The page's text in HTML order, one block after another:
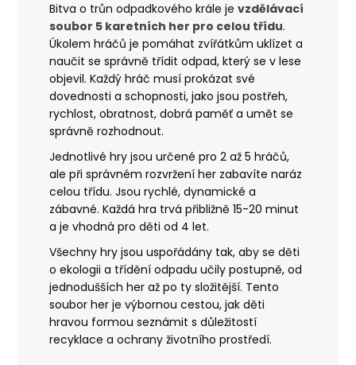
Bitva o trůn odpadkového krále jevzdělávací
soubor 5 karetních her pro celou třídu.
Úkolem hráčů je pomáhat zvířátkům uklízet a
naučit se správně třídit odpad, který se v lese
objevil.Každý hráč musí prokázat své
dovednosti a schopnosti, jako jsou postřeh,
rychlost, obratnost, dobrá paměť a umět se
správně rozhodnout.
Jednotlivé hry jsou určené pro 2 až 5 hráčů,
ale při správném rozvržení her zabavíte naráz
celou třídu.Jsou rychlé, dynamické a
zábavné. Každá hra trvá přibližně 15-20 minut
a je vhodná pro děti od 4 let.
Všechny hry jsou uspořádány tak, aby se děti
o ekologii a třídění odpadu učily postupně, od
jednodušších her až po ty složitější. Tento
soubor her je výbornou cestou, jak děti
hravou formou seznámit s důležitostí
recyklace a ochrany životního prostředí.